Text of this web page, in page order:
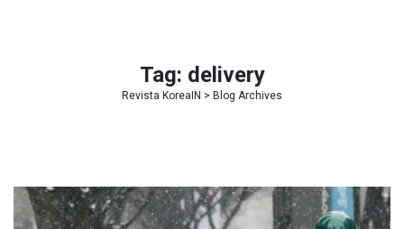
Tag: delivery
Revista KoreaIN > Blog Archives